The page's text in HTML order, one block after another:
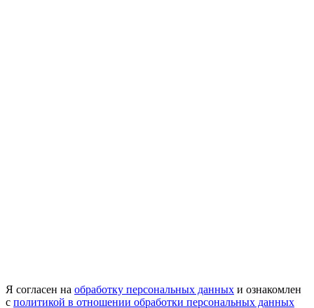
Я согласен на обработку персональных данных и ознакомлен
с политикой в отношении обработки персональных данных